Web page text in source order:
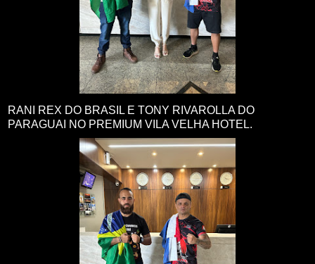
RANI REX DO BRASIL E TONY RIVAROLLA DO
PARAGUAI NO PREMIUM VILA VELHA HOTEL.